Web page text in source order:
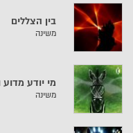
בין הצללים
משינה
מי יודע מדוע
משינה